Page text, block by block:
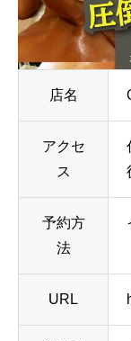
店名
アクセ
ス
予約方
法
URL